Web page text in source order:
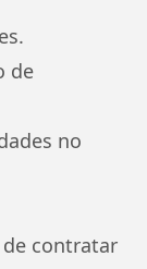
de
no
de contratar